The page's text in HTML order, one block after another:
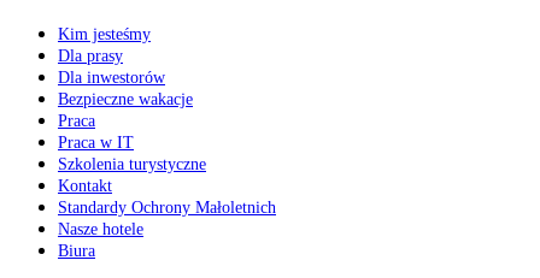
Kim jesteśmy
Dla prasy
Dla inwestorów
Bezpieczne wakacje
Praca
Praca w IT
Szkolenia turystyczne
Kontakt
Standardy Ochrony Małoletnich
Nasze hotele
Biura